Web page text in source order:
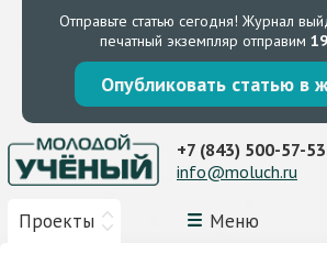
Отправьте статью сегодня! Журнал
печатный экземпляр отправим
Опубликовать статью в
Проекты Меню
+7 (843) 500-57-53
info@moluch.ru